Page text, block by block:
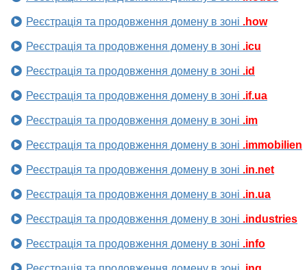
Реєстрація та продовження домену в зоні .how
Реєстрація та продовження домену в зоні .icu
Реєстрація та продовження домену в зоні .id
Реєстрація та продовження домену в зоні .if.ua
Реєстрація та продовження домену в зоні .im
Реєстрація та продовження домену в зоні .immobilien
Реєстрація та продовження домену в зоні .in.net
Реєстрація та продовження домену в зоні .in.ua
Реєстрація та продовження домену в зоні .industries
Реєстрація та продовження домену в зоні .info